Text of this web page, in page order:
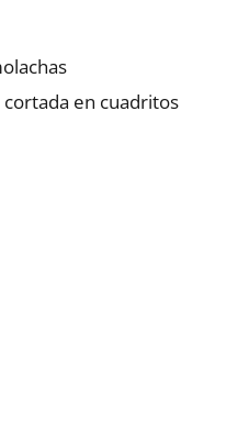
cortada en cuadritos